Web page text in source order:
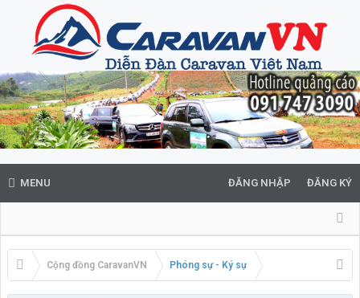
MENU ĐĂNG NHẬP ĐĂNG KÝ
Cộng đồng CaravanVN Phóng sự - Ký sự